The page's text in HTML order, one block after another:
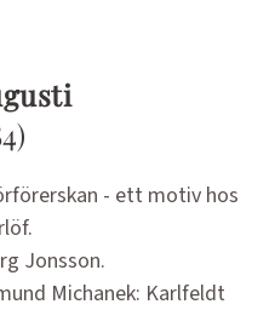
- ett motiv hos
Jonsson.
Michanek: Karlfeldt